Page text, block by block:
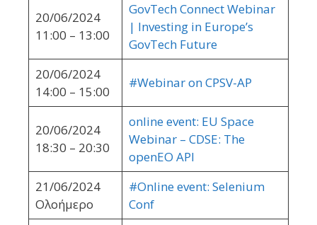
20/06/2024
11:00 – 13:00
GovTech Connect Webinar
| Investing in Europe’s
GovTech Future
20/06/2024
14:00 – 15:00
#Webinar on CPSV-AP
20/06/2024
18:30 – 20:30
online event: EU Space
Webinar – CDSE: The
openEO API
21/06/2024
Ολοήμερο
#Online event: Selenium
Conf